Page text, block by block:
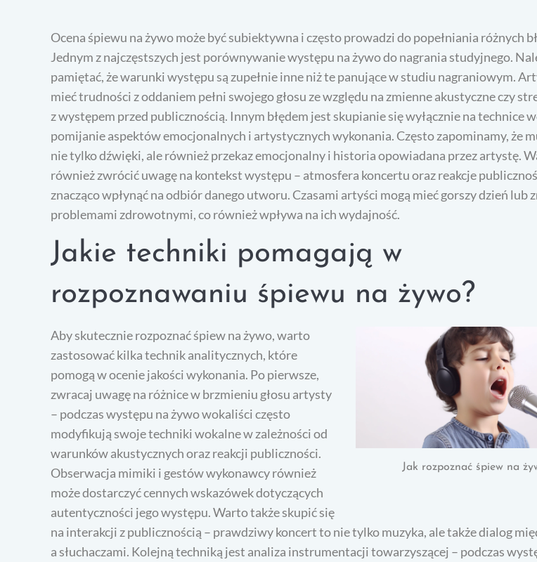
Ocena śpiewu na żywo może być subiektywna i często prowadzi do popełniania różnych
Jednym z najczęstszych jest porównywanie występu na żywo do nagrania studyjnego.
pamiętać, że warunki występu są zupełnie inne niż te panujące w studiu nagraniowym.
mieć trudności z oddaniem pełni swojego głosu ze względu na zmienne akustyczne czy
z występem przed publicznością. Innym błędem jest skupianie się wyłącznie na technice
pomijanie aspektów emocjonalnych i artystycznych wykonania. Często zapominamy, że
nie tylko dźwięki, ale również przekaz emocjonalny i historia opowiadana przez artystę.
również zwrócić uwagę na kontekst występu – atmosfera koncertu oraz reakcje
znacząco wpłynąć na odbiór danego utworu. Czasami artyści mogą mieć gorszy dzień lub
problemami zdrowotnymi, co również wpływa na ich wydajność.
Jakie techniki pomagają w
rozpoznawaniu śpiewu na żywo?
Jak rozpoznać śpiew na
Aby skutecznie rozpoznać śpiew na żywo, warto
zastosować kilka technik analitycznych, które
pomogą w ocenie jakości wykonania. Po pierwsze,
zwracaj uwagę na różnice w brzmieniu głosu artysty
– podczas występu na żywo wokaliści często
modyfikują swoje techniki wokalne w zależności od
warunków akustycznych oraz reakcji publiczności.
Obserwacja mimiki i gestów wykonawcy również
może dostarczyć cennych wskazówek dotyczących
autentyczności jego występu. Warto także skupić się
na interakcji z publicznością – prawdziwy koncert to nie tylko muzyka, ale także dialog
a słuchaczami. Kolejną techniką jest analiza instrumentacji towarzyszącej – podczas